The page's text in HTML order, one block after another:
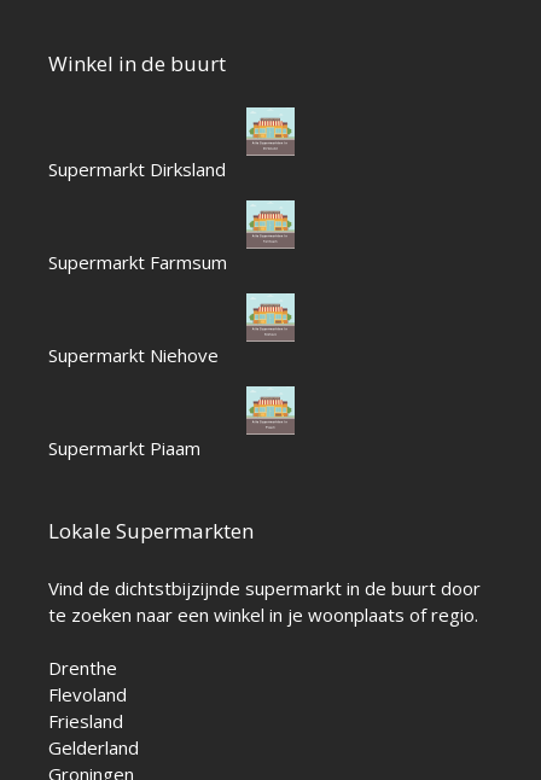
Winkel in de buurt
Supermarkt Dirksland
Supermarkt Farmsum
Supermarkt Niehove
Supermarkt Piaam
Lokale Supermarkten
Vind de dichtstbijzijnde supermarkt in de buurt door
te zoeken naar een winkel in je woonplaats of regio.
Drenthe
Flevoland
Friesland
Gelderland
Groningen